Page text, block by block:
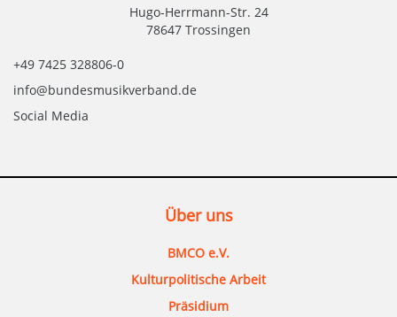
Hugo-Herrmann-Str. 24
78647 Trossingen
+49 7425 328806-0
info@bundesmusikverband.de
Social Media
Über uns
BMCO e.V.
Kulturpolitische Arbeit
Präsidium